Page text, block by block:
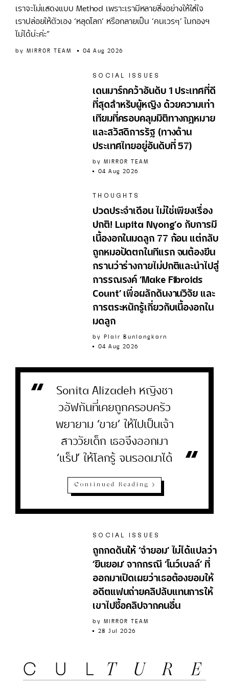
เราจะไม่แสดงแบบ Method เพราะเรามีหลายสิ่งอย่างให้ใส่ใจ
เราปล่อยให้ตัวเอง ‘หลุดโลก’ หรือกลายเป็น ‘คนเวรๆ’ ในกองฯ
ไม่ได้น่ะค่ะ”
by MIRROR TEAM 04 Aug 2026
SOCIAL ISSUES
เดนมาร์กคว้าอันดับ 1 ประเทศที่ดี
ที่สุดสำหรับผู้หญิง ด้วยความเท่า
เทียมที่ครอบคลุมมิติทางกฎหมาย
และสวัสดิการรัฐ (ทางด้าน
ประเทศไทยอยู่อันดับที่ 57)
by MIRROR TEAM
04 Aug 2026
THOUGHTS
ปวดประจำเดือน ไม่ใช่เพียงเรื่อง
ปกติ! Lupita Nyong’o กับการมี
เนื้องอกในมดลูก 77 ก้อน แต่กลับ
ถูกหมอปัดตกในทีแรก จนต้องยืน
กรานว่าร่างกายไม่ปกติและนำไปสู่
การรณรงค์ ‘Make Fibroids
Count’ เพื่อผลักดันงานวิจัย และ
การตระหนักรู้เกี่ยวกับเนื้องอกใน
มดลูก
by Plair Bunlangkarn
04 Aug 2026
Sonita Alizadeh หญิงชา
วอัฟกันที่เคยถูกครอบครัว
พยายาม ‘ขาย’ ให้ไปเป็นเจ้า
สาววัยเด็ก เธอจึงออกมา
‘แร็ป’ ให้โลกรู้ จนรอดมาได้
“
Continued Reading
SOCIAL ISSUES
ถูกกดดันให้ ‘จำยอม’ ไม่ได้แปลว่า
‘ยินยอม’ จากกรณี ‘โนว์เบลล์’ ที่
ออกมาเปิดเผยว่าเธอต้องยอมให้
อดีตแฟนถ่ายคลิปลับแทนการให้
เขาไปซื้อคลิปจากคนอื่น
by MIRROR TEAM
28 Jul 2026